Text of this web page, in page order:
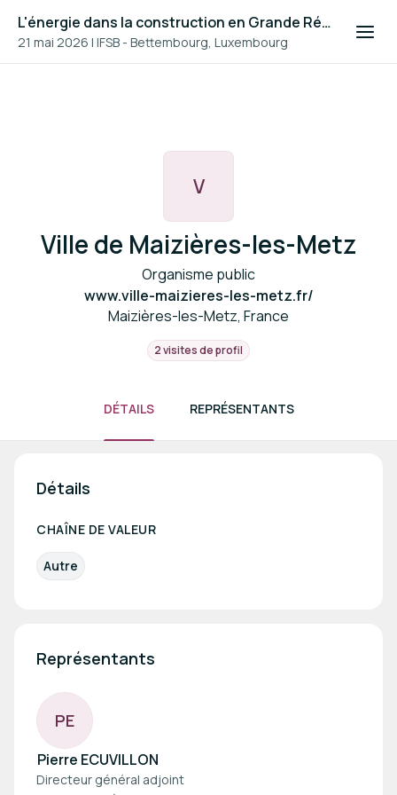
L'énergie dans la construction en Grande Région
21 mai 2026 | IFSB - Bettembourg, Luxembourg
V
Ville de Maizières-les-Metz
Organisme public
www.ville-maizieres-les-metz.fr/
Maizières-les-Metz, France
2 visites de profil
DÉTAILS REPRÉSENTANTS
Détails
CHAÎNE DE VALEUR
Autre
Représentants
PE
Pierre ECUVILLON
Directeur général adjoint